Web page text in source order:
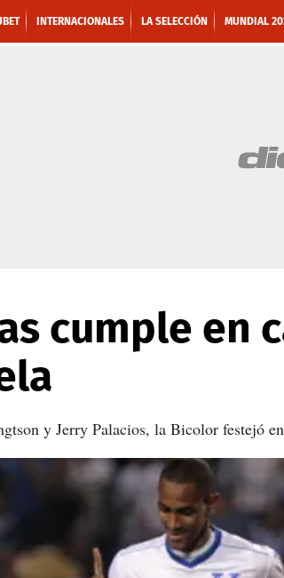
INTERNACIONALES LA SELECCIÓN MUNDIAL
cumple en
y Jerry Palacios, la Bicolor festejó